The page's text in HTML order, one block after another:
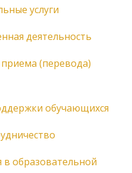
услуги
деятельность
(перевода)
обучающихся
образовательной